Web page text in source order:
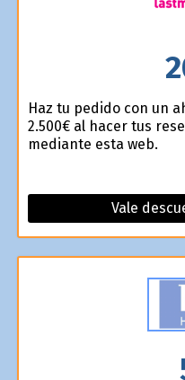
Haz tu pedido con un
2.500€ al hacer tus
mediante esta web.
Vale